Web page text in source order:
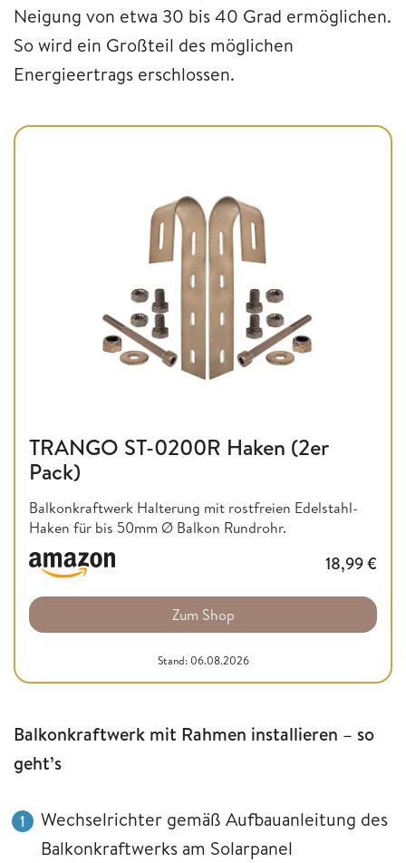
Neigung von etwa 30 bis 40 Grad ermöglichen.
So wird ein Großteil des möglichen
Energieertrags erschlossen.
TRANGO ST-0200R Haken (2er
Pack)
Balkonkraftwerk Halterung mit rostfreien Edelstahl-
Haken für bis 50mm Ø Balkon Rundrohr.
18,99€
Zum Shop
Stand: 06.08.2026
Balkonkraftwerk mit Rahmen installieren – so
geht’s
Wechselrichter gemäß Aufbauanleitung des
Balkonkraftwerks am Solarpanel